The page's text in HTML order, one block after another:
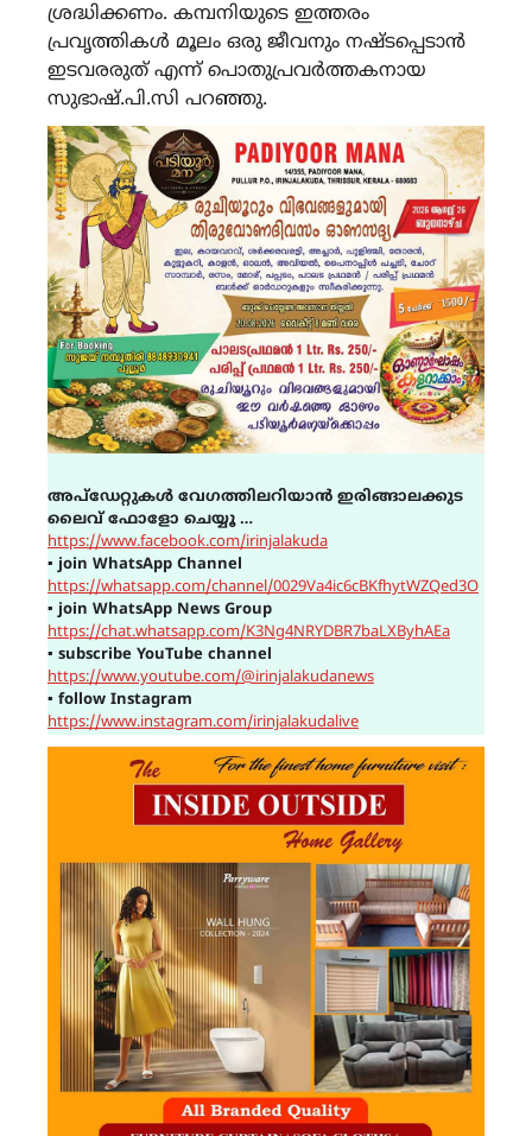
ശ്രദ്ധിക്കണം. കമ്പനിയുടെ ഇത്തരം
പ്രവൃത്തികൾ മൂലം ഒരു ജീവനും നഷ്ടപ്പെടാൻ
ഇടവരരുത് എന്ന് പൊതുപ്രവർത്തകനായ
സുഭാഷ്.പി.സി പറഞ്ഞു.
അപ്ഡേറ്റുകൾ വേഗത്തിലറിയാൻ ഇരിങ്ങാലക്കുട
ലൈവ് ഫോളോ ചെയ്യൂ …
https://www.facebook.com/irinjalakuda
▪join WhatsApp Channel
https://whatsapp.com/channel/0029Va4ic6cBKfhytWZQed3O
▪join WhatsApp News Group
https://chat.whatsapp.com/K3Ng4NRYDBR7baLXByhAEa
▪ subscribe YouTube channel
https://www.youtube.com/@irinjalakudanews
▪ follow Instagram
https://www.instagram.com/irinjalakudalive